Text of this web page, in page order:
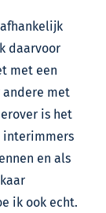
daarvoor
met een
andere met
is het
interimmers
en als
ik ook echt.